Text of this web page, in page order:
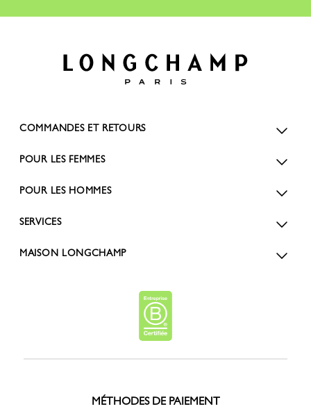
COMMANDES ET RETOURS
POUR LES FEMMES
POUR LES HOMMES
SERVICES
MAISON LONGCHAMP
MÉTHODES DE PAIEMENT